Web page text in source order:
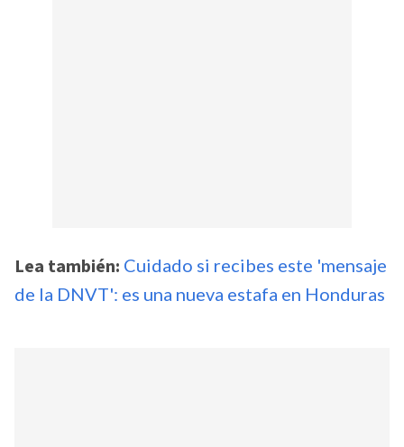
Lea también: Cuidado si recibes este 'mensaje
de la DNVT': es una nueva estafa en Honduras